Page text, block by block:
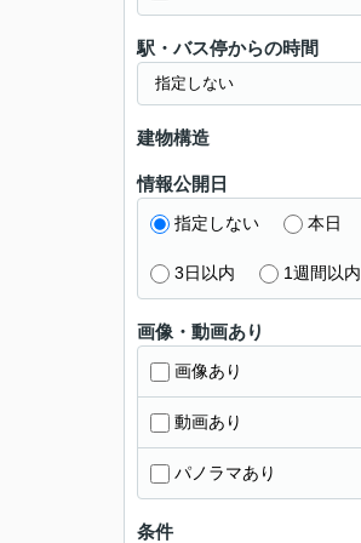
駅・バス停からの時間
建物構造
情報公開日
指定しない 本日
3日以内 1週間以内
画像・動画あり
画像あり
動画あり
パノラマあり
条件